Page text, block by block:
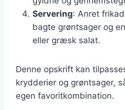
Servering: Anret
bagte grøntsager og
eller græsk salat.
Denne opskrift kan
krydderier og grøntsager,
egen favoritkombination.